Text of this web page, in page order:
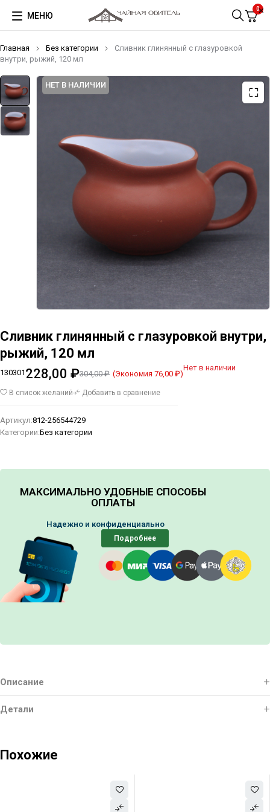
МЕНЮ
0
Главная Без категории
Сливник глинянный с глазуровкой
внутри, рыжий, 120 мл
НЕТ В НАЛИЧИИ
Сливник глинянный с глазуровкой внутри,
рыжий, 120 мл
130301 304,00₽
228,00 ₽ (Экономия 76,00 ₽)
Нет в наличии
В список желаний Добавить в сравнение
Артикул:812-256544729
Категории:Без категории
МАКСИМАЛЬНО УДОБНЫЕ СПОСОБЫ
ОПЛАТЫ
Надежно и конфиденциально
Подробнее
Описание
Детали
Похожие